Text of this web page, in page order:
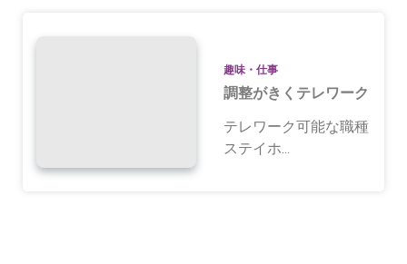
趣味・仕事
調整がきくテレワーク
テレワーク可能な職種
ステイホ...